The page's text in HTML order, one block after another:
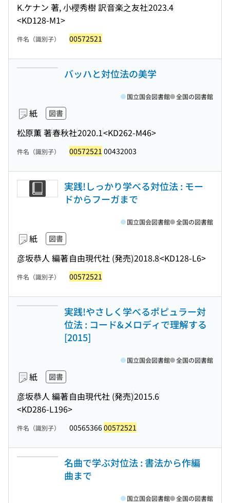
K.ケナン 著, 小櫻秀樹 訳音楽之友社2023.4
<KD128-M1>
件名（識別子） 00572521
バッハと対位法の美学
紙 図書
松原薫 著春秋社2020.1<KD262-M46>
国立国会図書館 全国の図書館
件名（識別子） 00572521 00432003
実践!しっかり学べる対位法 : モー
ドからフーガまで
紙 図書
彦坂恭人 編著自由現代社 (発売)2018.8<KD128-L6>
国立国会図書館 全国の図書館
件名（識別子） 00572521
実践!やさしく学べるポピュラー対
位法 : コード&メロディで理解する
[2015]
紙 図書
彦坂恭人 編著自由現代社 (発売)2015.6
<KD286-L196>
国立国会図書館 全国の図書館
件名（識別子） 0056536600572521
名曲で学ぶ対位法 : 書法から作編
曲まで
国立国会図書館 全国の図書館